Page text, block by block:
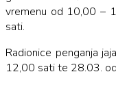
vremenu od 10,00 –
sati.
Radionice penganja
12,00 sati te 28.03.